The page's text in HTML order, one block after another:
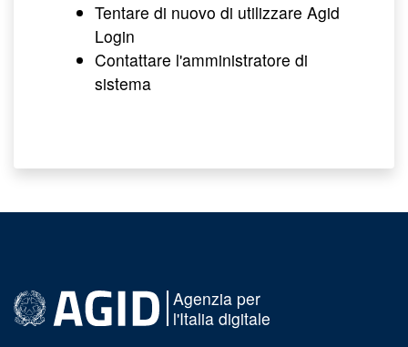
Tentare di nuovo di utilizzare Agid
Login
Contattare l'amministratore di
sistema
Agenzia per
l'Italia digitale